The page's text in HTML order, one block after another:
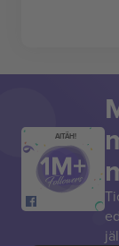
AITÄH!